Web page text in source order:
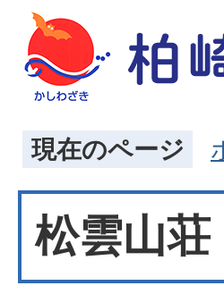
現在のページ
松雲山荘